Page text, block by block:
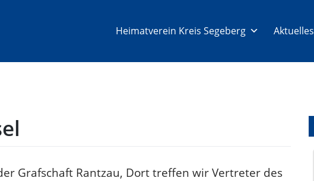
Heimatverein Kreis Segeberg Aktuelles
Grafschaft Rantzau, Dort treffen wir Vertreter des